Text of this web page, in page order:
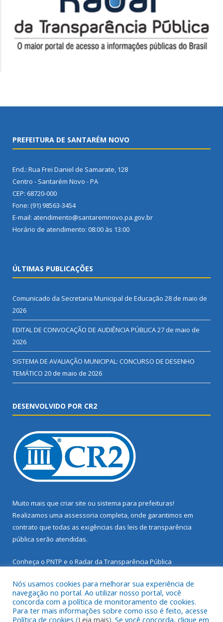
PREFEITURA DE SANTARÉM NOVO
End.: Rua Frei Daniel de Samarate, 128
Centro - Santarém Novo - PA
CEP: 68720-000
Fone: (91) 98563-3454
E-mail: atendimento@santaremnovo.pa.gov.br
Horário de atendimento: 08:00 às 13:00
ÚLTIMAS PUBLICAÇÕES
Comunicado da Secretaria Municipal de Educação 28 de maio de
2026
EDITAL DE CONVOCAÇÃO DE AUDIÊNCIA PÚBLICA27 de maio de
2026
SISTEMA DE AVALIAÇÃO MUNICIPAL: CONCURSO DE DESENHO
TEMÁTICO 20 de maio de 2026
DESENVOLVIDO POR CR2
Muito mais que criar site ou sistema para prefeituras!
Realizamos uma assessoria completa, onde garantimos em
contrato que todas as exigências das leis de transparência
pública serão atendidas.
Conheça o PNTP e o Radar da Transparência Pública
Todos os direitos reservados a Prefeitura Municipal de Santarém
Nós usamos cookies para melhorar sua experiência de
navegação no portal. Ao utilizar nosso portal, você
concorda com a política de monitoramento de cookies.
Para ter mais informações sobre como isso é feito, acesse
Política de cookies (Leia mais). Se você concorda, clique em